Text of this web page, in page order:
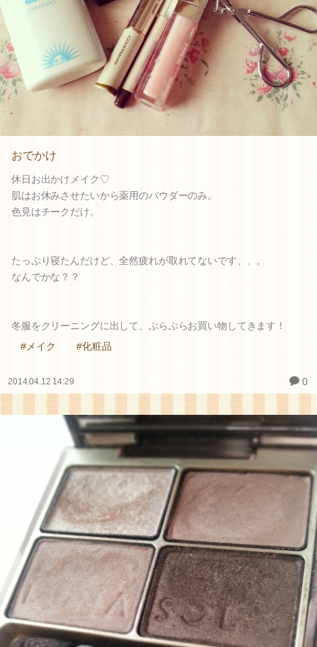
おでかけ
休日お出かけメイク♡
肌はお休みさせたいから薬用のパウダーのみ。
色見はチークだけ。
たっぷり寝たんだけど、全然疲れが取れてないです、、。
なんでかな？？
冬服をクリーニングに出して、ぶらぶらお買い物してきます！
#メイク
#化粧品
2014.04.12 14:29 0